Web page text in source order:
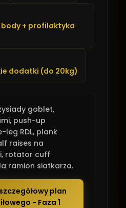
+ profilaktyka
dodatki (do 20kg)
goblet,
push-up
leg RDL, plank
raises na
rotator cuff
ramion siatkarza.
plan
- Faza 1